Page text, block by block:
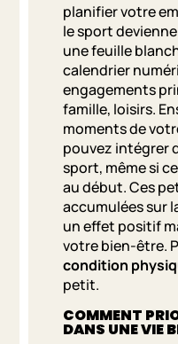
planifier votre
le sport
une feuille
calendrier
engagements
famille, loisirs.
moments de
pouvez intégrer
sport, même si
au début. Ces
accumulées sur
un effet positif
votre bien-être.
condition
petit.
COMMENT
DANS UNE VIE